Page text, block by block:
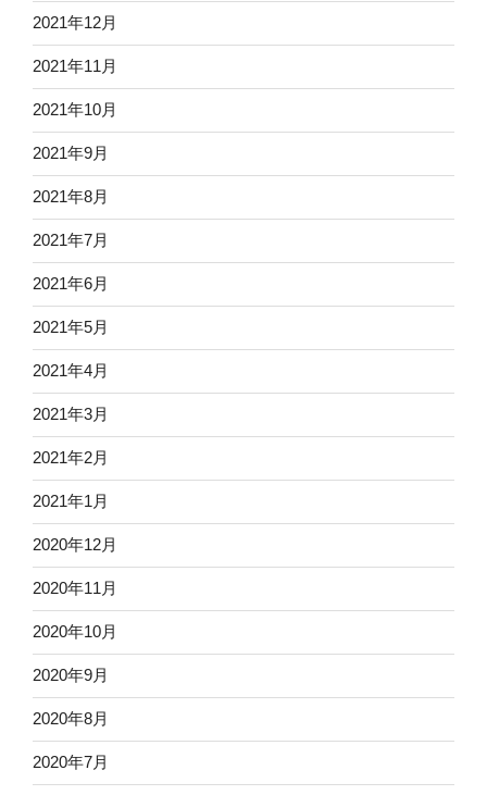
2021年12月
2021年11月
2021年10月
2021年9月
2021年8月
2021年7月
2021年6月
2021年5月
2021年4月
2021年3月
2021年2月
2021年1月
2020年12月
2020年11月
2020年10月
2020年9月
2020年8月
2020年7月